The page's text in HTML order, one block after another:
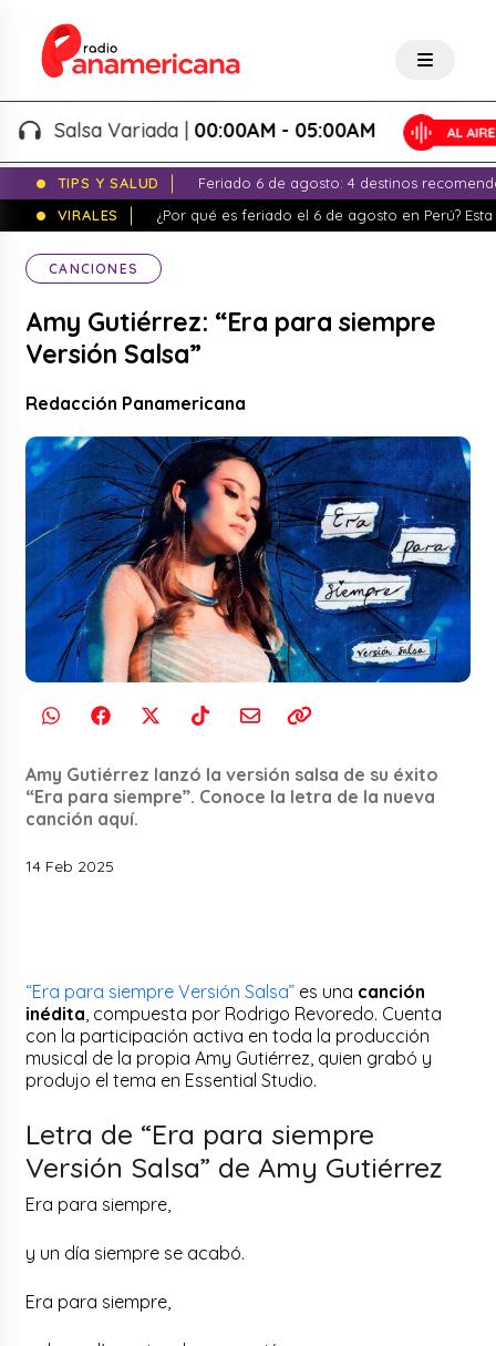
Salsa Variada |00:00AM - 05:00AM
TIPS Y SALUD
Feriado 6 de agosto: 4 destinos
VIRALES
¿Por qué es feriado el 6 de agosto en Perú?
CANCIONES
Amy Gutiérrez: “Era para siempre
Versión Salsa”
Redacción Panamericana
Amy Gutiérrez lanzó la versión salsa de su éxito
“Era para siempre”. Conoce la letra de la nueva
canción aquí.
14 Feb 2025
“Era para siempre Versión Salsa” es una canción
inédita , compuesta por Rodrigo Revoredo. Cuenta
con la participación activa en toda la producción
musical de la propia Amy Gutiérrez, quien grabó y
produjo el tema en Essential Studio.
Letra de “Era para siempre
Versión Salsa” de Amy Gutiérrez
Era para siempre,
y un día siempre se acabó.
Era para siempre,